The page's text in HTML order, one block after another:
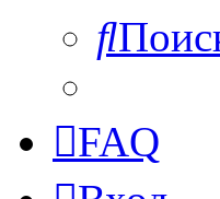
FAQ